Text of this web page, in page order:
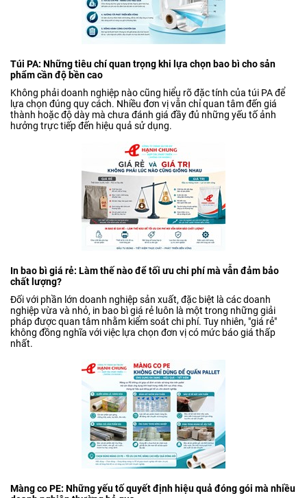
Túi PA: Những tiêu chí quan trọng khi lựa chọn bao bì cho sản
phẩm cần độ bền cao
Không phải doanh nghiệp nào cũng hiểu rõ đặc tính của túi PA để
lựa chọn đúng quy cách. Nhiều đơn vị vẫn chỉ quan tâm đến giá
thành hoặc độ dày mà chưa đánh giá đầy đủ những yếu tố ảnh
hưởng trực tiếp đến hiệu quả sử dụng.
In bao bì giá rẻ: Làm thế nào để tối ưu chi phí mà vẫn đảm bảo
chất lượng?
Đối với phần lớn doanh nghiệp sản xuất, đặc biệt là các doanh
nghiệp vừa và nhỏ, in bao bì giá rẻ luôn là một trong những giải
pháp được quan tâm nhằm kiểm soát chi phí. Tuy nhiên, "giá rẻ"
không đồng nghĩa với việc lựa chọn đơn vị có mức báo giá thấp
nhất.
Màng co PE: Những yếu tố quyết định hiệu quả đóng gói mà nhiều